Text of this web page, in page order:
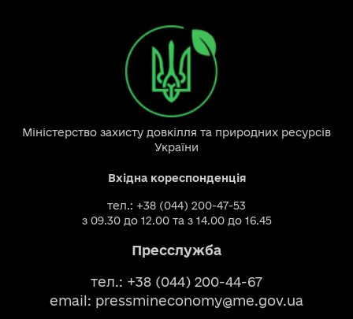
Міністерство захисту довкілля та природних ресурсів
України
Вхідна кореспонденція
тел.: +38 (044) 200-47-53
з 09.30 до 12.00 та з 14.00 до 16.45
Пресслужба
тел.: +38 (044) 200-44-67
email: pressmineconomy@me.gov.ua